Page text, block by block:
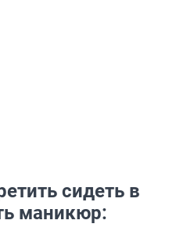
сидеть в
маникюр: